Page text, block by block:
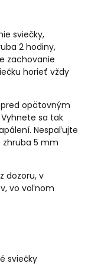
sviečky,
2 hodiny,
zachovanie
horieť vždy
opätovným
sa tak
Nespaľujte
zhruba 5 mm
dozoru, v
vo voľnom
sviečky